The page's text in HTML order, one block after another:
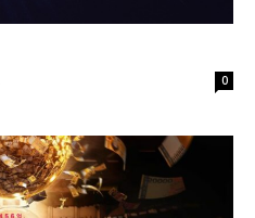
0